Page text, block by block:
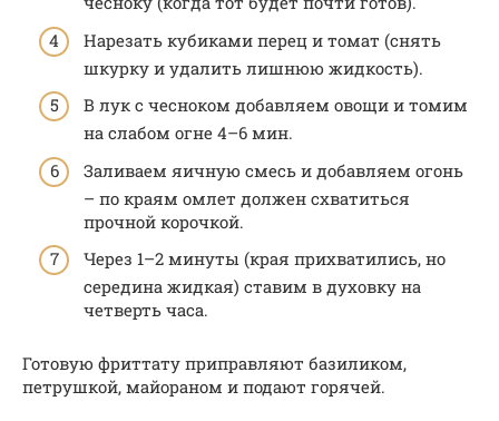
Нарезать кубиками перец и томат (снять
шкурку и удалить лишнюю жидкость).
В лук с чесноком добавляем овощи и томим
на слабом огне 4–6 мин.
Заливаем яичную смесь и добавляем огонь
– по краям омлет должен схватиться
прочной корочкой.
Через 1–2 минуты (края прихватились, но
середина жидкая) ставим в духовку на
четверть часа.
Готовую фриттату приправляют базиликом,
петрушкой, майораном и подают горячей.